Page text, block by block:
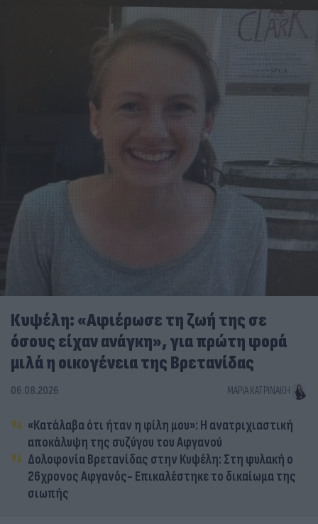
Κυψέλη: «Αφιέρωσε τη ζωή της σε
όσους είχαν ανάγκη», για πρώτη φορά
μιλά η οικογένεια της Βρετανίδας
06.08.2026 ΜΑΡΊΑ ΚΑΤΡΙΝΆΚΗ
«Κατάλαβα ότι ήταν η φίλη μου»: Η ανατριχιαστική
αποκάλυψη της συζύγου του Αφγανού
Δολοφονία Βρετανίδας στην Κυψέλη: Στη φυλακή ο
26χρονος Αφγανός- Επικαλέστηκε το δικαίωμα της
σιωπής